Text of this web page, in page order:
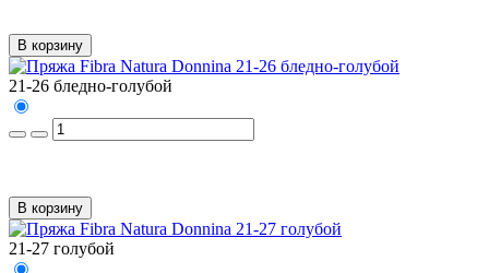
В корзину
21-26 бледно-голубой
В корзину
21-27 голубой